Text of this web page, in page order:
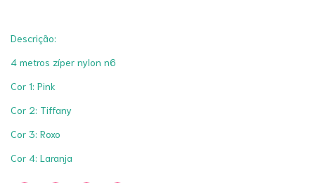
Descrição:
4 metros zíper nylon n6
Cor 1: Pink
Cor 2: Tiffany
Cor 3: Roxo
Cor 4: Laranja